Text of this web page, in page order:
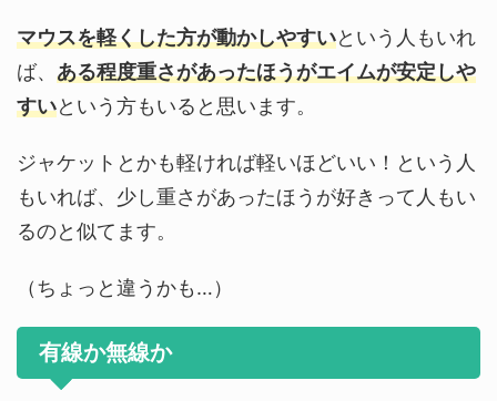
マウスを軽くした方が動かしやすいという人もいれ
ば、 ある程度重さがあったほうがエイムが安定しや
すいという方もいると思います。
ジャケットとかも軽ければ軽いほどいい！という人
もいれば、少し重さがあったほうが好きって人もい
るのと似てます。
（ちょっと違うかも…）
有線か無線か